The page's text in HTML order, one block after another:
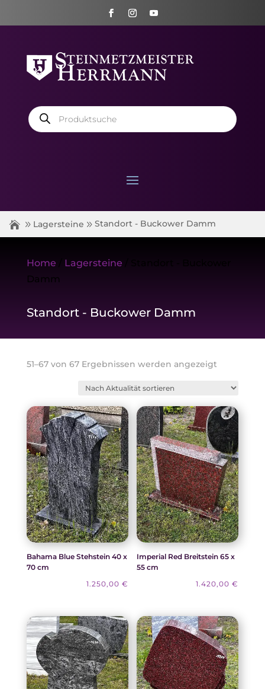
Products
search
Lagersteine Standort - Buckower Damm
Home Lagersteine
Damm
Standort - Buckower Damm
51–67 von 67 Ergebnissen werden angezeigtNach
Bahama Blue Stehstein 40 x
70 cm
1.250,00 €
Imperial Red Breitstein 65 x
55 cm
1.420,00€